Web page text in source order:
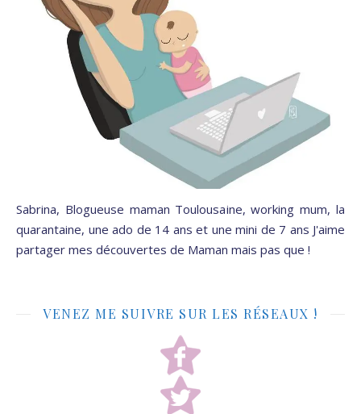
Sabrina, Blogueuse maman Toulousaine, working mum, la
quarantaine, une ado de 14 ans et une mini de 7 ans J'aime
partager mes découvertes de Maman mais pas que !
VENEZ ME SUIVRE SUR LES RÉSEAUX !